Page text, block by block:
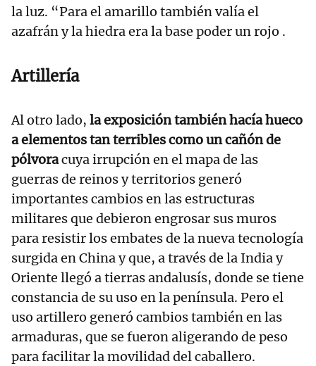
la luz. “Para el amarillo también valía el
azafrán y la hiedra era la base poder un rojo .
Artillería
Al otro lado, la exposición también hacía hueco
a elementos tan terribles como un cañón de
pólvoracuya irrupción en el mapa de las
guerras de reinos y territorios generó
importantes cambios en las estructuras
militares que debieron engrosar sus muros
para resistir los embates de la nueva tecnología
surgida en China y que, a través de la India y
Oriente llegó a tierras andalusís, donde se tiene
constancia de su uso en la península. Pero el
uso artillero generó cambios también en las
armaduras, que se fueron aligerando de peso
para facilitar la movilidad del caballero.